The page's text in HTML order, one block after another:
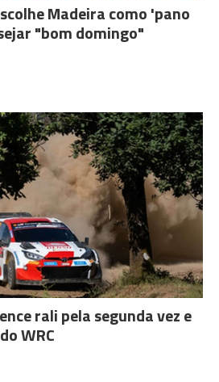
Madeira como 'pano
"bom domingo"
rali pela segunda vez e
WRC